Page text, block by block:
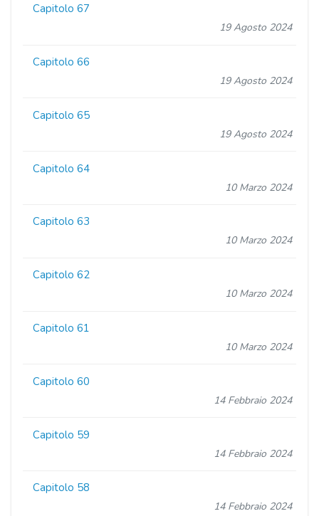
Capitolo 67
19 Agosto 2024
Capitolo 66
19 Agosto 2024
Capitolo 65
19 Agosto 2024
Capitolo 64
10 Marzo 2024
Capitolo 63
10 Marzo 2024
Capitolo 62
10 Marzo 2024
Capitolo 61
10 Marzo 2024
Capitolo 60
14 Febbraio 2024
Capitolo 59
14 Febbraio 2024
Capitolo 58
14 Febbraio 2024